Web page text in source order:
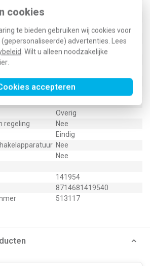
cookies
te bieden gebruiken wij cookies voor
advertenties. Lees
. Wilt u alleen noodzakelijke
accepteren
2
LED uitwisselbaar
Ja
Nee
10
Overig
regeling
Nee
Eindig
Nee
Nee
141954
8714681419540
513117